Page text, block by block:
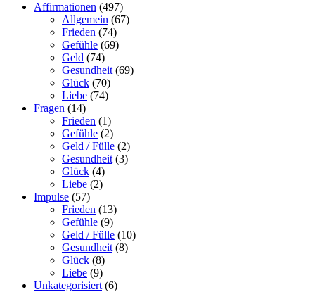
Affirmationen (497)
Allgemein (67)
Frieden (74)
Gefühle (69)
Geld (74)
Gesundheit (69)
Glück (70)
Liebe (74)
Fragen (14)
Frieden (1)
Gefühle (2)
Geld / Fülle (2)
Gesundheit (3)
Glück (4)
Liebe (2)
Impulse (57)
Frieden (13)
Gefühle (9)
Geld / Fülle (10)
Gesundheit (8)
Glück (8)
Liebe (9)
Unkategorisiert (6)